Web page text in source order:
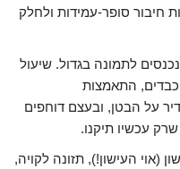
חיבור סופר-עמידות ולחלק
לתמונה בגדול. שיעול
התאמצות
על הבטן, ובעצם דוחפים
עכשיו תיקנו.
(אוי העישון!), תזונה לקויה,